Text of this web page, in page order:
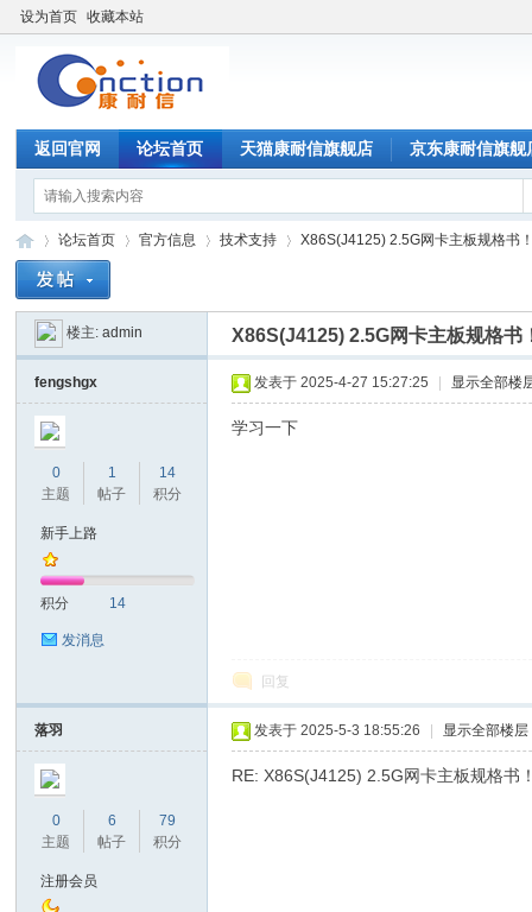
设为首页 收藏本站
返回官网 论坛首页 天猫康耐信旗舰店 京东康耐信旗舰
»
论坛首页
›
官方信息 技术支持
›
X86S(J4125) 2.5G网卡主板规格书
楼主:admin X86S(J4125) 2.5G网卡主板规格书
fengshgx
0
主题
1
帖子
14
积分
新手上路
积分 14
发消息
发表于 2025-4-27 15:27:25 显示全部楼
学习一下
回复
落羽
0
主题
6
帖子
79
积分
注册会员
发表于 2025-5-3 18:55:26 显示全部楼层
RE: X86S(J4125) 2.5G网卡主板规格书